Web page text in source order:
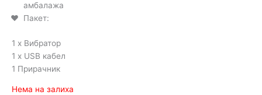
амбалажа
Пакет:
1 x Вибратор
1 x USB кабел
1 Прирачник
Нема на залиха